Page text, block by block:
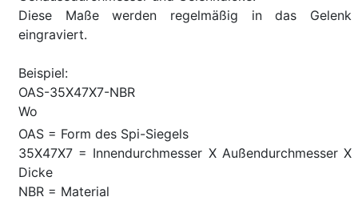
Diese Maße werden regelmäßig in das Gelenk
eingraviert.
Beispiel:
OAS-35X47X7-NBR
Wo
OAS = Form des Spi-Siegels
35X47X7 = Innendurchmesser X Außendurchmesser X
Dicke
NBR = Material